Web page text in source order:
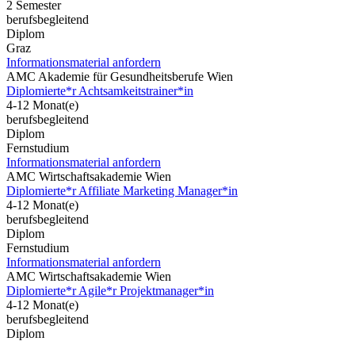
2 Semester
berufsbegleitend
Diplom
Graz
Informationsmaterial anfordern
AMC Akademie für Gesundheitsberufe Wien
Diplomierte*r Achtsamkeitstrainer*in
4-12 Monat(e)
berufsbegleitend
Diplom
Fernstudium
Informationsmaterial anfordern
AMC Wirtschaftsakademie Wien
Diplomierte*r Affiliate Marketing Manager*in
4-12 Monat(e)
berufsbegleitend
Diplom
Fernstudium
Informationsmaterial anfordern
AMC Wirtschaftsakademie Wien
Diplomierte*r Agile*r Projektmanager*in
4-12 Monat(e)
berufsbegleitend
Diplom